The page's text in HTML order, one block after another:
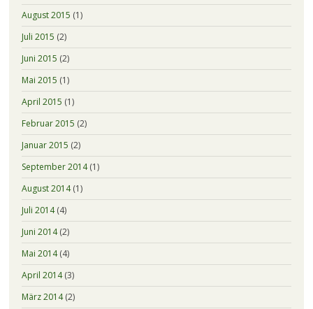
August 2015 (1)
Juli 2015 (2)
Juni 2015 (2)
Mai 2015 (1)
April 2015 (1)
Februar 2015 (2)
Januar 2015 (2)
September 2014(1)
August 2014(1)
Juli 2014(4)
Juni 2014(2)
Mai 2014(4)
April 2014(3)
März 2014(2)